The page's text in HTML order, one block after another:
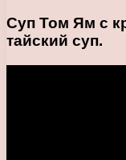
Суп Том Ям с
тайский суп.